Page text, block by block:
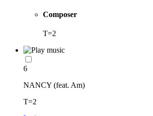
Composer
T=2
6
NANCY (feat. Am)
T=2